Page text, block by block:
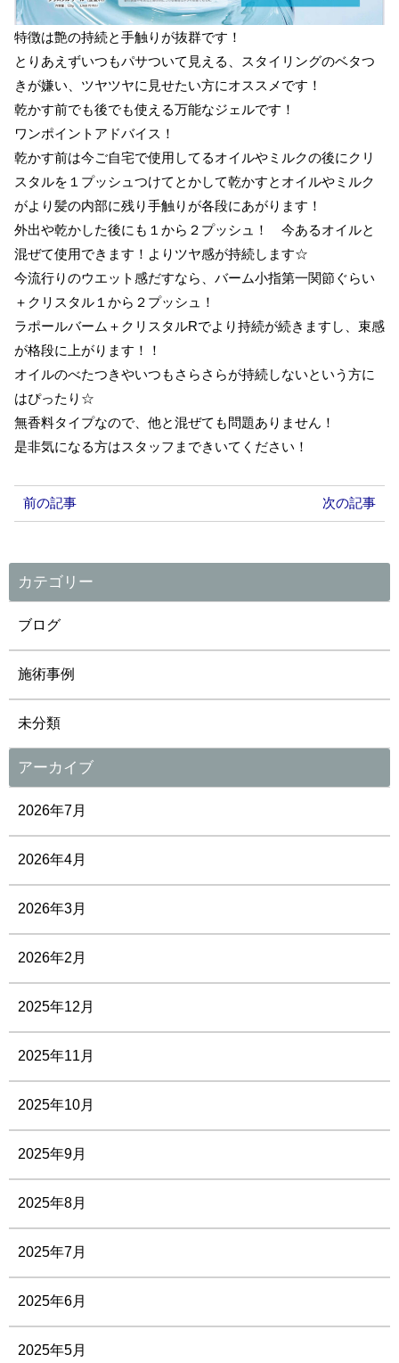
特徴は艶の持続と手触りが抜群です！
とりあえずいつもパサついて見える、スタイリングのベタつ
きが嫌い、ツヤツヤに見せたい方にオススメです！
乾かす前でも後でも使える万能なジェルです！
ワンポイントアドバイス！
乾かす前は今ご自宅で使用してるオイルやミルクの後にクリ
スタルを１プッシュつけてとかして乾かすとオイルやミルク
がより髪の内部に残り手触りが各段にあがります！
外出や乾かした後にも１から２プッシュ！ 今あるオイルと
混ぜて使用できます！よりツヤ感が持続します☆
今流行りのウエット感だすなら、バーム小指第一関節ぐらい
＋クリスタル１から２プッシュ！
ラポールバーム＋クリスタルRでより持続が続きますし、束感
が格段に上がります！！
オイルのべたつきやいつもさらさらが持続しないという方に
はぴったり☆
無香料タイプなので、他と混ぜても問題ありません！
是非気になる方はスタッフまできいてください！
前の記事 次の記事
カテゴリー
ブログ
施術事例
未分類
アーカイブ
2026年7月
2026年4月
2026年3月
2026年2月
2025年12月
2025年11月
2025年10月
2025年9月
2025年8月
2025年7月
2025年6月
2025年5月